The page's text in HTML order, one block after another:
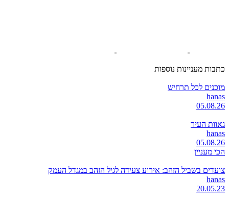
כתבות מעניינות נוספות
מוכנים לכל תרחיש
hanas
05.08.26
גאוות העיר
hanas
05.08.26
הכי מעניין
צועדים בשביל הזהב: אירוע צעידה לגיל הזהב במגדל העמק
hanas
20.05.23